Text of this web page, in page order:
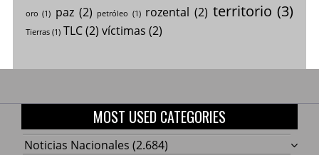
oro (1) paz (2) petróleo (1) rozental (2) territorio (3)
Tierras(1) TLC(2) víctimas (2)
MOST USED CATEGORIES
Noticias Nacionales (2.684)